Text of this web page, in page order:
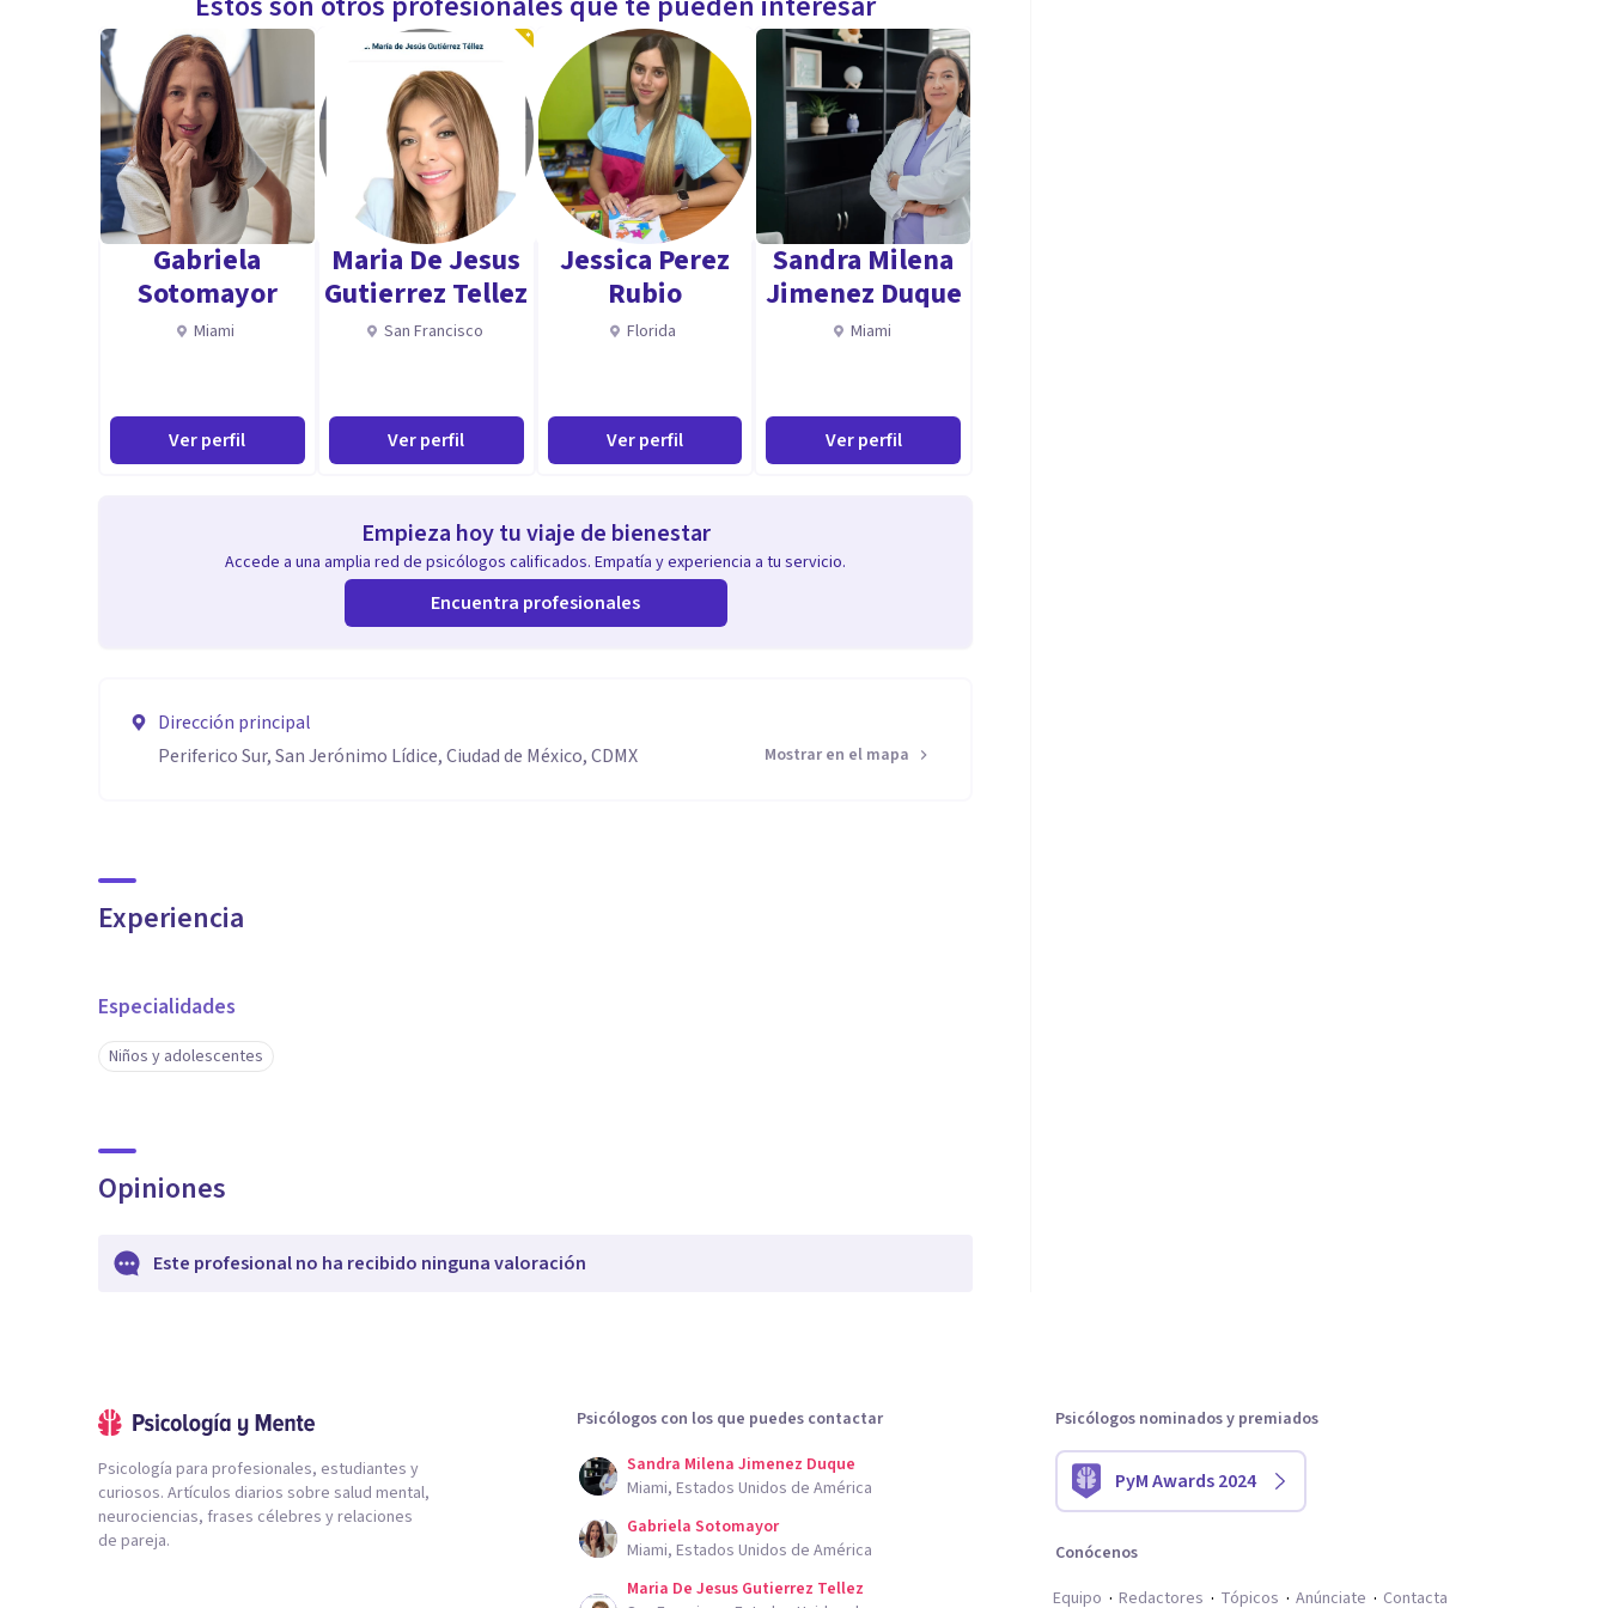
Gabriela
Sotomayor
Miami
Ver perfil
Maria De Jesus
Gutierrez Tellez
San Francisco
Ver perfil
Jessica Perez
Rubio
Florida
Ver perfil
Sandra Milena
Jimenez Duque
Miami
Ver perfil
Empieza hoy tu viaje de bienestar
Accede a una amplia red de psicólogos calificados. Empatía y experiencia a tu servicio.
Encuentra profesionales
Dirección principal
Periferico Sur, San Jerónimo Lídice, Ciudad de México, CDMX
Mostrar en el mapa
Experiencia
Especialidades
Niños y adolescentes
Opiniones
Este profesional no ha recibido ninguna valoración
Psicología para profesionales, estudiantes y
curiosos. Artículos diarios sobre salud mental,
neurociencias, frases célebres y relaciones
de pareja.
Psicólogos con los que puedes contactar
Sandra Milena Jimenez Duque
Miami, Estados Unidos de América
Gabriela Sotomayor
Miami, Estados Unidos de América
Maria De Jesus Gutierrez Tellez
Psicólogos nominados y premiados
PyM Awards 2024
Conócenos
Equipo
Redactores Tópicos Anúnciate Contacta